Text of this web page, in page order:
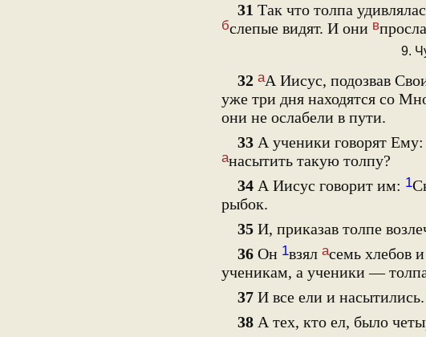
31 Так что толпа
бслепые видят. И они в
9.
32 аА Иисус, подозвав
уже три дня находятся со
они не ослабели в пути.
33 А ученики говорят
анасытить такую толпу?
34 А Иисус говорит им: 1
рыбок.
35 И, приказав толпе
36 Он 1взял асемь хлебов
ученикам, а ученики —
37 И все ели и
38 А тех, кто ел, было